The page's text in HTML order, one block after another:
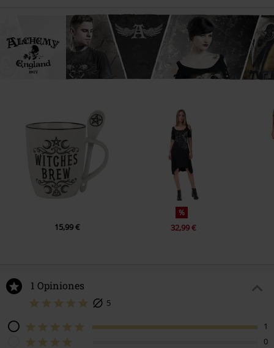
15,99 €
%
32,99 €
1 Opiniones
5
1
0